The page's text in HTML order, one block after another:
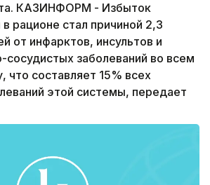
КАЗИНФОРМ - Избыток
рационе стал причиной 2,3
от инфарктов, инсультов и
сосудистых заболеваний во всем
что составляет 15% всех
этой системы, передает